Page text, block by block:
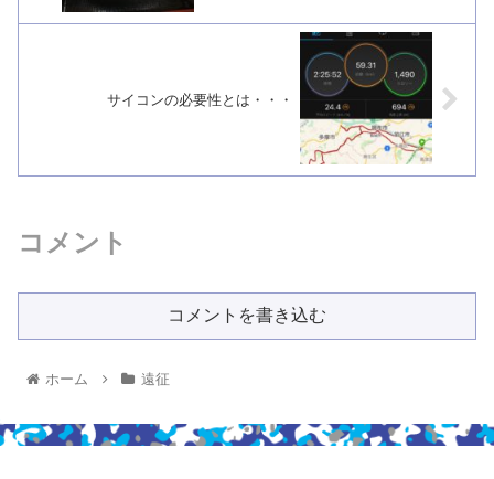
サイコンの必要性とは・・・
コメント
コメントを書き込む
ホーム 遠征